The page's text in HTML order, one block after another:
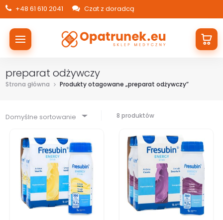
+48 61 610 2041 Czat z doradcą
preparat odżywczy
Strona główna Produkty otagowane „preparat odżywczy”
Domyślne sortowanie 8 produktów